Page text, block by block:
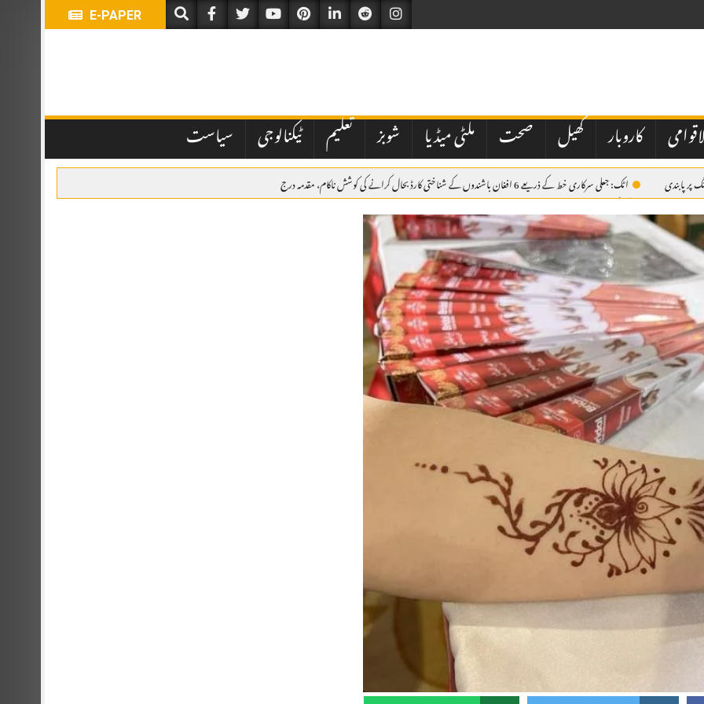
E-PAPER
کاروبار کھیل صحت ملٹی میڈیا شوبز تعلیم ٹیکنالوجی سیاست
اٹک: جعلی سرکاری خط کے ذریعے 6 افغان باشندوں کے شناختی کارڈ بحال کرانے کی کوشش ناکام، مقدمہ درج
ڈمپر کی ٹکر، 38 سالہ موٹرسائیکل سوار جاں بحق